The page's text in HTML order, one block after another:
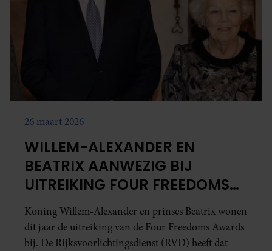
26 maart 2026
WILLEM-ALEXANDER EN
BEATRIX AANWEZIG BIJ
UITREIKING FOUR FREEDOMS
AWARDS
Koning Willem-Alexander en prinses Beatrix wonen
dit jaar de uitreiking van de Four Freedoms Awards
bij. De Rijksvoorlichtingsdienst (RVD) heeft dat